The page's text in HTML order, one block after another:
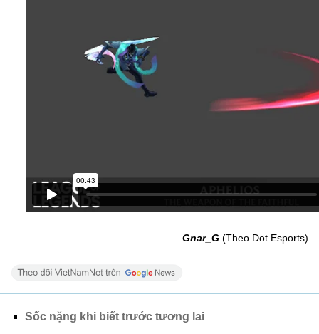
Gnar_G (Theo Dot Esports)
Sốc nặng khi biết trước tương lai